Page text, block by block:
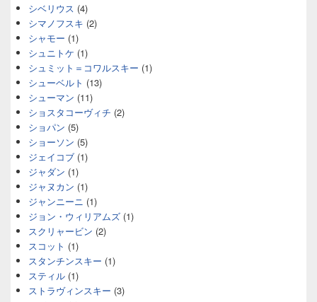
シベリウス (4)
シマノフスキ (2)
シャモー (1)
シュニトケ (1)
シュミット＝コワルスキー (1)
シューベルト (13)
シューマン (11)
ショスタコーヴィチ (2)
ショパン (5)
ショーソン (5)
ジェイコブ (1)
ジャダン (1)
ジャヌカン (1)
ジャンニーニ (1)
ジョン・ウィリアムズ (1)
スクリャービン (2)
スコット (1)
スタンチンスキー (1)
スティル (1)
ストラヴィンスキー (3)